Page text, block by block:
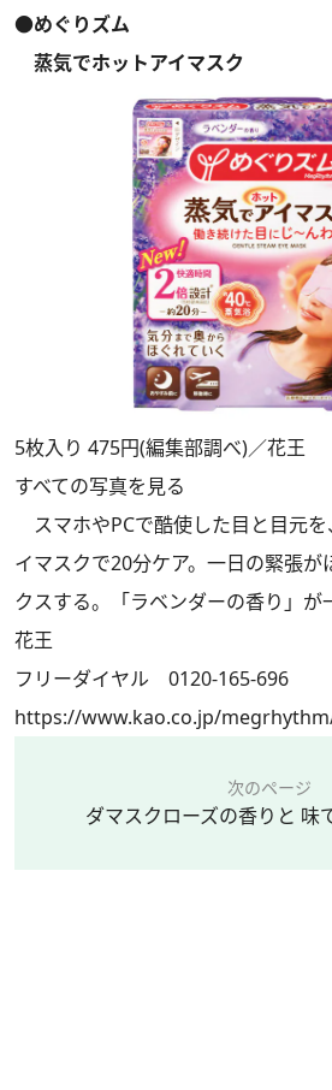
●めぐりズム
蒸気でホットアイマスク
5枚入り 475円(編集部調べ)／花王
すべての写真を見る
スマホやPCで酷使した目と目元
イマスクで20分ケア。一日の緊張が
クスする。「ラベンダーの香り」が
花王
フリーダイヤル 0120-165-696
https://www.kao.co.jp/
次のページ
ダマスクローズの香りと 味